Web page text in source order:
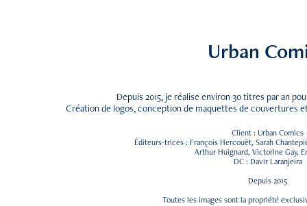
Urban
Depuis 2015, je réalise environ 30 titres par an
Création de logos, conception de maquettes de couvertures
Client : Urban Comics
Éditeurs-trices : François Hercouët, Sarah
Arthur Huignard, Victorine Gay,
DC : Davir Laranjeira
Depuis 2015
Toutes les images sont la propriété